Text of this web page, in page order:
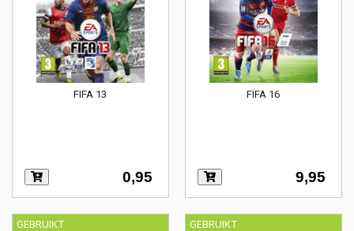
FIFA 13
0,95
FIFA 16
9,95
GEBRUIKT GEBRUIKT